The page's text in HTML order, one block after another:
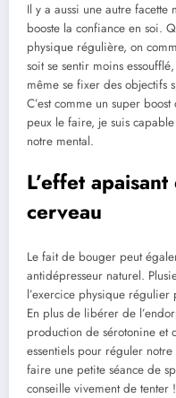
Il y a aussi une autre facette
booste la confiance en soi.
physique régulière, on
soit se sentir moins
même se fixer des objectifs
C’est comme un super boost
peux le faire, je suis
notre mental.
L’effet
cerveau
Le fait de bouger peut
antidépresseur naturel.
l’exercice physique
En plus de libérer de
production de sérotonine et
essentiels pour réguler notre
faire une petite séance de
conseille vivement de tenter !